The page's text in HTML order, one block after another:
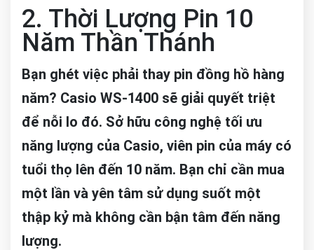
2. Thời Lượng Pin 10
Năm Thần Thánh
Bạn ghét việc phải thay pin đồng hồ hàng
năm? Casio WS-1400 sẽ giải quyết triệt
để nỗi lo đó. Sở hữu công nghệ tối ưu
năng lượng của Casio, viên pin của máy có
tuổi thọ lên đến 10 năm. Bạn chỉ cần mua
một lần và yên tâm sử dụng suốt một
thập kỷ mà không cần bận tâm đến năng
lượng.